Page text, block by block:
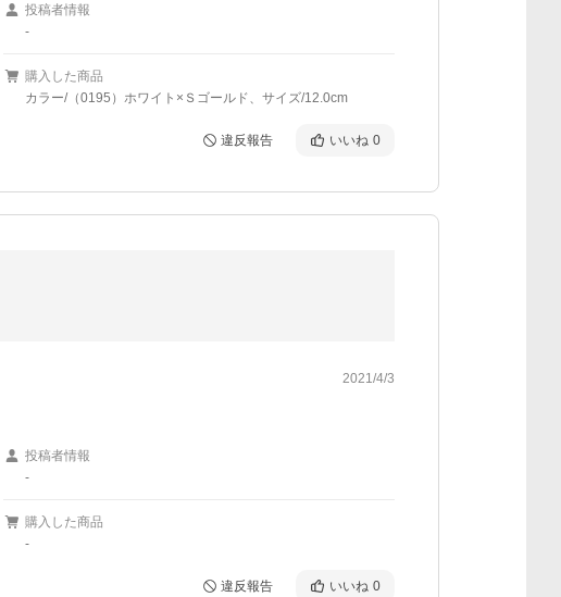
投稿者情報
-
購入した商品
カラー/（0195）ホワイト×Ｓゴールド、サイズ/12.0cm
違反報告 いいね 0
2021/4/3
投稿者情報
-
購入した商品
-
違反報告 いいね 0